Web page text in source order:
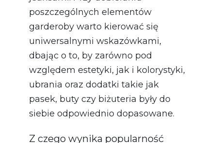
poszczególnych elementów
garderoby warto kierować się
uniwersalnymi wskazówkami,
dbając o to, by zarówno pod
względem estetyki, jak i kolorystyki,
ubrania oraz dodatki takie jak
pasek, buty czy biżuteria były do
siebie odpowiednio dopasowane.
Z czego wynika popularność